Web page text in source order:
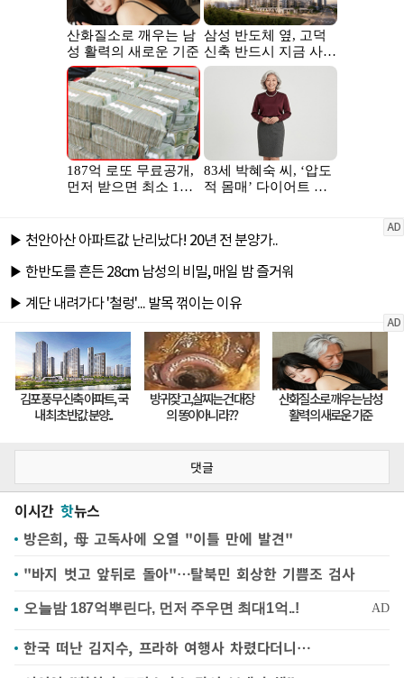
댓글
이시간 핫뉴스
방은희, 母 고독사에 오열 "이틀 만에 발견"
"바지 벗고 앞뒤로 돌아"…탈북민 회상한 기쁨조 검사
한국 떠난 김지수, 프라하 여행사 차렸다더니…